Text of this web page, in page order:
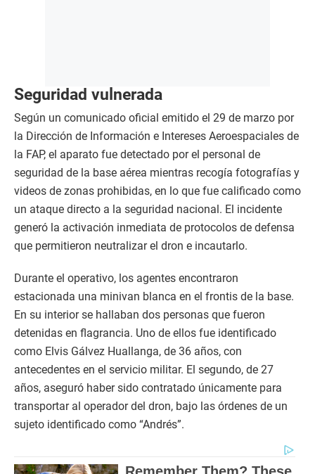
Seguridad vulnerada
Según un comunicado oficial emitido el 29 de marzo por
la Dirección de Información e Intereses Aeroespaciales de
la FAP, el aparato fue detectado por el personal de
seguridad de la base aérea mientras recogía fotografías y
videos de zonas prohibidas, en lo que fue calificado como
un ataque directo a la seguridad nacional. El incidente
generó la activación inmediata de protocolos de defensa
que permitieron neutralizar el dron e incautarlo.
Durante el operativo, los agentes encontraron
estacionada una minivan blanca en el frontis de la base.
En su interior se hallaban dos personas que fueron
detenidas en flagrancia. Uno de ellos fue identificado
como Elvis Gálvez Huallanga, de 36 años, con
antecedentes en el servicio militar. El segundo, de 27
años, aseguró haber sido contratado únicamente para
transportar al operador del dron, bajo las órdenes de un
sujeto identificado como “Andrés”.